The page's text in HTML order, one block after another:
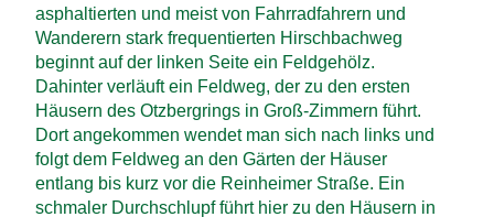
asphaltierten und meist von Fahrrad­fahrern und
Wanderern stark frequentierten Hirschbach­weg
beginnt auf der linken Seite ein Feld­gehölz.
Dahinter verläuft ein Feldweg, der zu den ersten
Häusern des Otzberg­rings in Groß-Zimmern führt.
Dort angekommen wendet man sich nach links und
folgt dem Feldweg an den Gärten der Häuser
entlang bis kurz vor die Reinheimer Straße. Ein
schmaler Durchschlupf führt hier zu den Häusern in